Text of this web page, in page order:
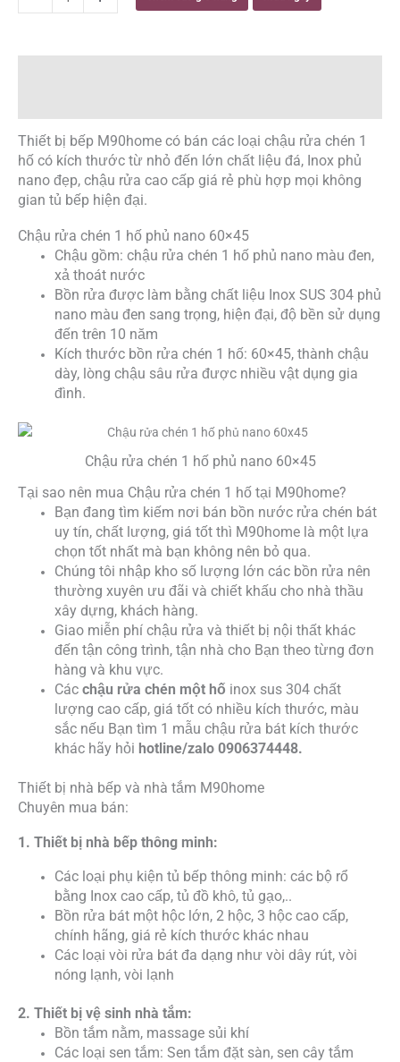
3,800,000 ₫.là:
rửa
số
lượng
Thiết bị bếp M90home có bán các loại chậu rửa chén 1
hố có kích thước từ nhỏ đến lớn chất liệu đá, Inox phủ
nano đẹp, chậu rửa cao cấp giá rẻ phù hợp mọi không
gian tủ bếp hiện đại.
Chậu rửa chén 1 hố phủ nano 60×45
Chậu gồm: chậu rửa chén 1 hố phủ nano màu đen,
xả thoát nước
Bồn rửa được làm bằng chất liệu Inox SUS 304 phủ
nano màu đen sang trọng, hiện đại, độ bền sử dụng
đến trên 10 năm
Kích thước bồn rửa chén 1 hố: 60×45, thành chậu
dày, lòng chậu sâu rửa được nhiều vật dụng gia
đình.
Chậu rửa chén 1 hố phủ nano 60×45
Tại sao nên mua Chậu rửa chén 1 hố tại M90home?
Bạn đang tìm kiếm nơi bán bồn nước rửa chén bát
uy tín, chất lượng, giá tốt thì M90home là một lựa
chọn tốt nhất mà bạn không nên bỏ qua.
Chúng tôi nhập kho số lượng lớn các bồn rửa nên
thường xuyên ưu đãi và chiết khấu cho nhà thầu
xây dựng, khách hàng.
Giao miễn phí chậu rửa và thiết bị nội thất khác
đến tận công trình, tận nhà cho Bạn theo từng đơn
hàng và khu vực.
Cácchậu rửa chén một hố inox sus 304 chất
lượng cao cấp, giá tốt có nhiều kích thước, màu
sắc nếu Bạn tìm 1 mẫu chậu rửa bát kích thước
khác hãy hỏi hotline/zalo 0906374448.
Thiết bị nhà bếp và nhà tắm M90home
Chuyên mua bán:
1. Thiết bị nhà bếp thông minh:
Các loại phụ kiện tủ bếp thông minh: các bộ rổ
bằng Inox cao cấp, tủ đồ khô, tủ gạo,..
Bồn rửa bát một hộc lớn, 2 hộc, 3 hộc cao cấp,
chính hãng, giá rẻ kích thước khác nhau
Các loại vòi rửa bát đa dạng như vòi dây rút, vòi
nóng lạnh, vòi lạnh
2. Thiết bị vệ sinh nhà tắm:
Bồn tắm nằm, massage sủi khí
Các loại sen tắm: Sen tắm đặt sàn, sen cây tắm